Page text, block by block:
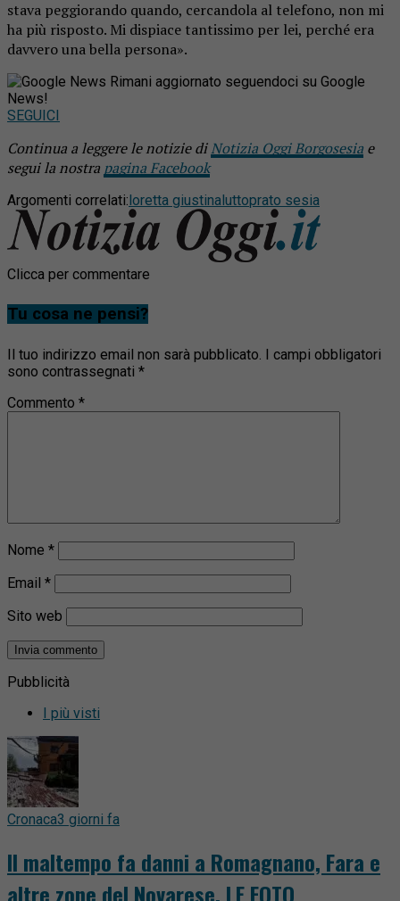
stava peggiorando quando, cercandola al telefono, non mi
ha più risposto. Mi dispiace tantissimo per lei, perché era
davvero una bella persona».
Rimani aggiornato seguendoci su Google
News!
SEGUICI
Continua a leggere le notizie diNotizia Oggi Borgosesia e
segui la nostra pagina Facebook
Argomenti correlati:loretta giustinaluttoprato sesia
Clicca per commentare
Tu cosa ne pensi?
Il tuo indirizzo email non sarà pubblicato.
I campi obbligatori
sono contrassegnati *
Commento *
Nome *
Email *
Sito web
Pubblicità
I più visti
Cronaca3 giorni fa
Il maltempo fa danni a Romagnano, Fara e
altre zone del Novarese. LE FOTO